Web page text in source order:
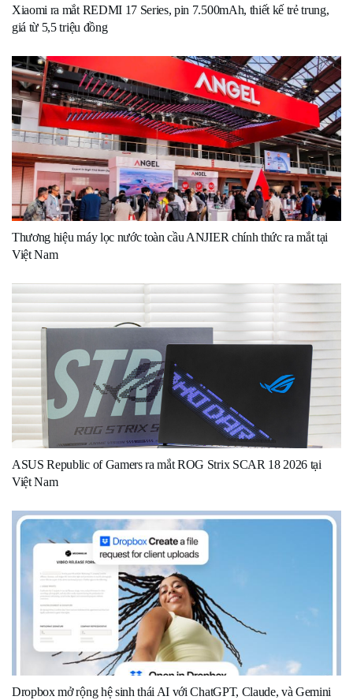
Xiaomi ra mắt REDMI 17 Series, pin 7.500mAh, thiết kế trẻ trung,
giá từ 5,5 triệu đồng
Thương hiệu máy lọc nước toàn cầu ANJIER chính thức ra mắt tại
Việt Nam
ASUS Republic of Gamers ra mắt ROG Strix SCAR 18 2026 tại
Việt Nam
Dropbox mở rộng hệ sinh thái AI với ChatGPT, Claude, và Gemini